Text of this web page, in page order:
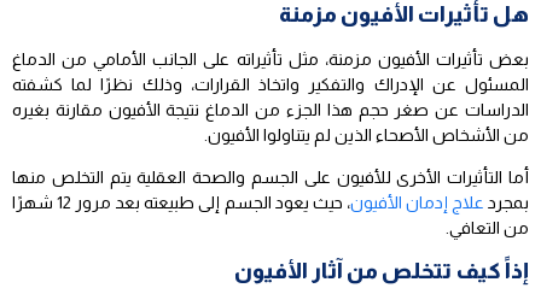
هل تأثيرات الأفيون مزمنة
بعض تأثيرات الأفيون مزمنة، مثل تأثيراته على الجانب الأمامي من الدماغ
المسئول عن الإدراك والتفكير واتخاذ القرارات، وذلك نظرًا لما كشفته
الدراسات عن صغر حجم هذا الجزء من الدماغ نتيجة الأفيون مقارنة بغيره
من الأشخاص الأصحاء الذين لم يتناولوا الأفيون.
أما التأثيرات الأخرى للأفيون على الجسم والصحة العقلية يتم التخلص منها
بمجرد علاج إدمان الأفيون
، حيث يعود الجسم إلى طبيعته بعد مرور 12 شهرًا
من التعافي.
إذاً كيف تتخلص من آثار الأفيون